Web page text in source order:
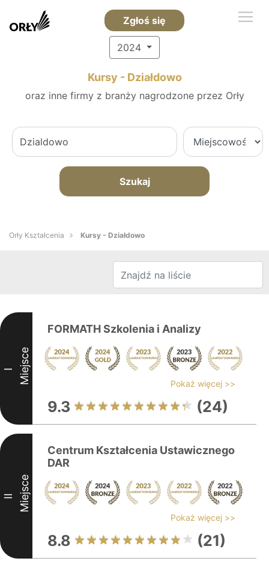
Zgłoś się
2024
Kursy - Działdowo
oraz inne firmy z branży nagrodzone przez Orły
Szukaj
Orły Kształcenia Kursy - Działdowo
I Miejsce
FORMATH Szkolenia i Analizy
Pokaż więcej >>
9.3 (24)
II Miejsce
Centrum Kształcenia Ustawicznego
DAR
Pokaż więcej >>
8.8 (21)